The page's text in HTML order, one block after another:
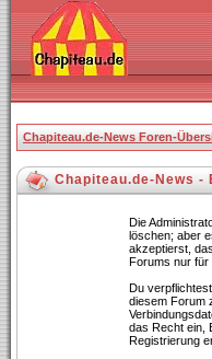
Chapiteau.de-News Foren-
Chapiteau.de-News
Die
löschen; aber
akzeptierst,
Forums nur für
Du
diesem Forum
das Recht ein,
Registrierung